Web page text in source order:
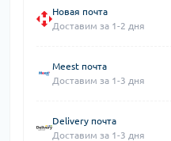
Новая почта
Доставим за 1-2 дня
Meest почта
Доставим за 1-3 дня
Delivery почта
Доставим за 1-3 дня